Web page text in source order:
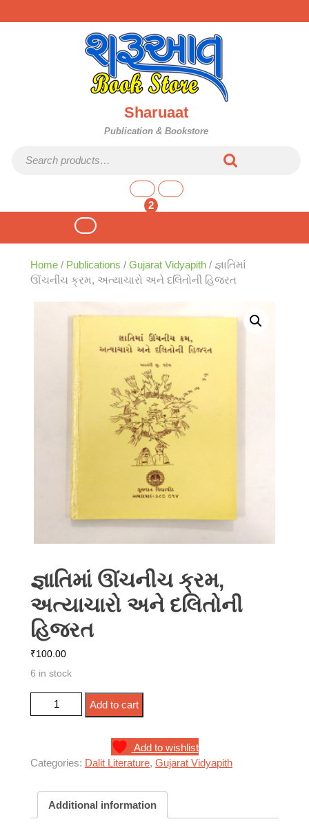
to
Sharuaat
Publication & Bookstore
2
shopping
Open
Button
Home / Publications / Gujarat Vidyapith / જ્ઞાતિમાં
ઊંચનીચ ક્રમ, અત્યાચારો અને દલિતોની હિજરત
જ્ઞાતિમાં ઊંચનીચ ક્રમ,
અત્યાચારો અને દલિતોની
હિજરત
₹100.00
6 in stock
જ્ઞાતિમાં ઊંચનીચ ક્રમ, અત્યાચારો અને દલિતોની હિજરત
quantity
Add to cart
Add to wishlist
Categories: Dalit Literature, Gujarat Vidyapith
Additional information